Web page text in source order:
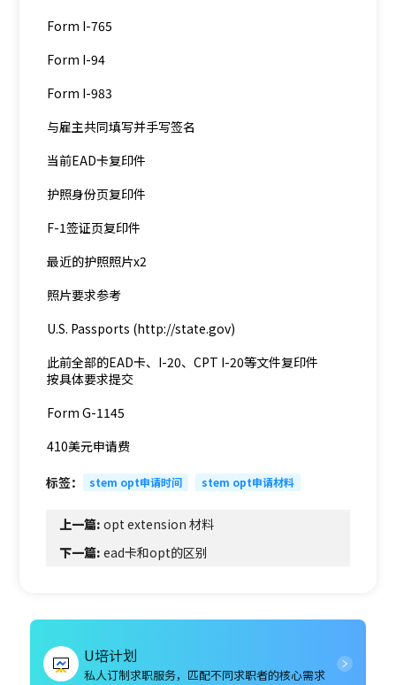
Form I-765
Form I-94
Form I-983
与雇主共同填写并手写签名
当前EAD卡复印件
护照身份页复印件
F-1签证页复印件
最近的护照照片x2
照片要求参考
U.S. Passports (http://state.gov)
此前全部的EAD卡、I-20、CPT I-20等文件复印件
按具体要求提交
Form G-1145
410美元申请费
标签： stem opt申请时间 stem opt申请材料
上一篇:opt extension 材料
下一篇:ead卡和opt的区别
U培计划
私人订制求职服务，匹配不同求职者的核心需求